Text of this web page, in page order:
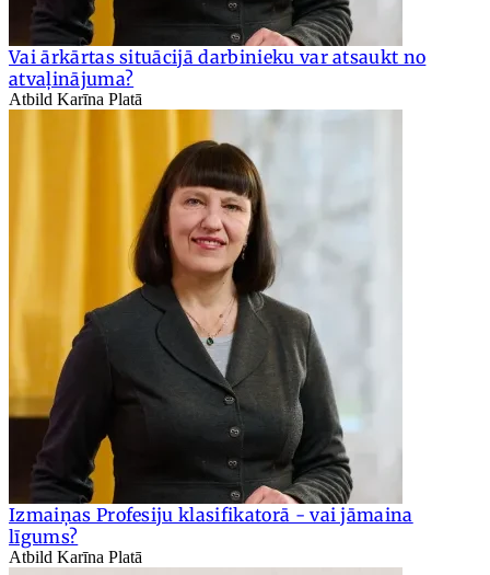
Vai ārkārtas situācijā darbinieku var atsaukt no
atvaļinājuma?
Atbild Karīna Platā
Izmaiņas Profesiju klasifikatorā - vai jāmaina
līgums?
Atbild Karīna Platā